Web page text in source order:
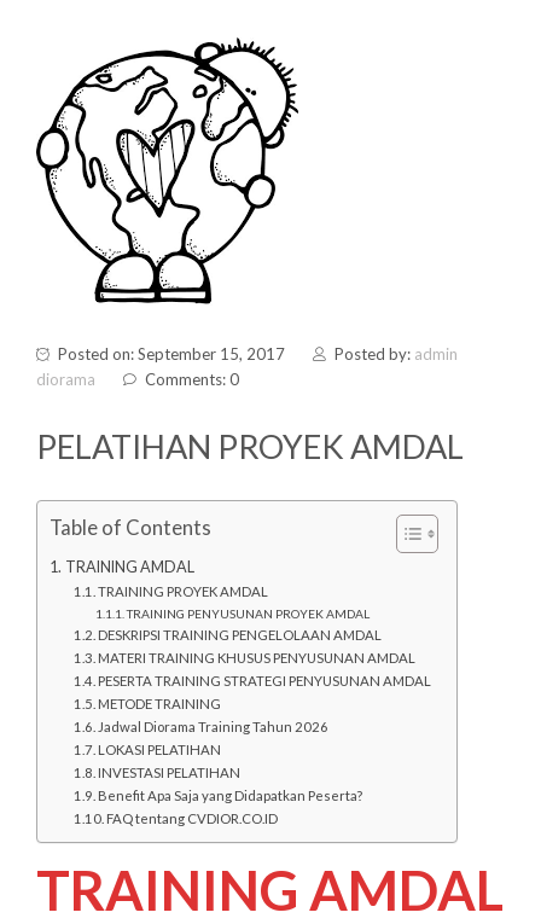
Posted on: September 15, 2017 Posted by: admin
diorama
Comments: 0
PELATIHAN PROYEK AMDAL
Table of Contents
TRAINING AMDAL
TRAINING PROYEK AMDAL
TRAINING PENYUSUNAN PROYEK AMDAL
DESKRIPSI TRAINING PENGELOLAAN AMDAL
MATERI TRAINING KHUSUS PENYUSUNAN AMDAL
PESERTA TRAINING STRATEGI PENYUSUNAN AMDAL
METODE TRAINING
Jadwal Diorama Training Tahun 2026
LOKASI PELATIHAN
INVESTASI PELATIHAN
Benefit Apa Saja yang Didapatkan Peserta?
FAQ tentang CVDIOR.CO.ID
TRAINING AMDAL